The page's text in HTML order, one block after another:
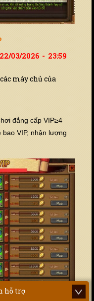
03/2026 - 23:59
máy chủ của
đẳng cấp VIP≥4
VIP, nhận lượng
hỗ trợ